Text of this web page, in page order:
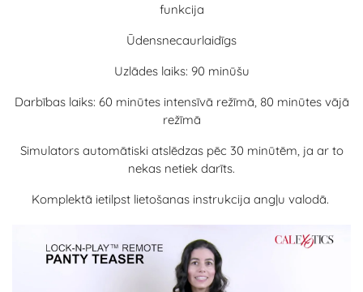
funkcija
Ūdensnecaurlaidīgs
Uzlādes laiks: 90 minūšu
Darbības laiks: 60 minūtes intensīvā režīmā, 80 minūtes vājā
režīmā
Simulators automātiski atslēdzas pēc 30 minūtēm, ja ar to
nekas netiek darīts.
Komplektā ietilpst lietošanas instrukcija angļu valodā.